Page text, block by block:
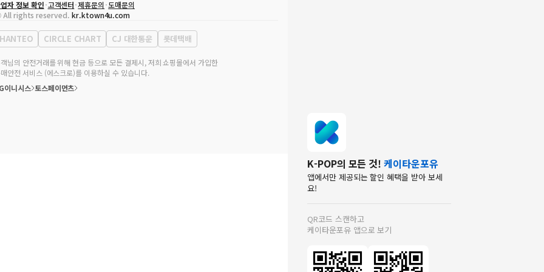
자
송효민
자등록번호
120-87-71116
판매업 신고번호 제2011-서울강남-02223
전화
02-552-9855
자 정보 확인 고객센터 제휴문의 도매문의
rights reserved. kr.ktown4u.com
HANTEO CIRCLE CHART CJ 대한통운 롯데택배
님의 안전거래를 위해 현금 등으로 모든 결제시, 저희 쇼핑몰에서 가입한
안전 서비스 (에스크로)를 이용하실 수 있습니다.
이니시스 토스페이먼츠
K-POP의 모든 것! 케이타운포유
앱에서만 제공되는 할인 혜택을 받아 보세
요!
QR코드 스캔하고
케이타운포유 앱으로 보기